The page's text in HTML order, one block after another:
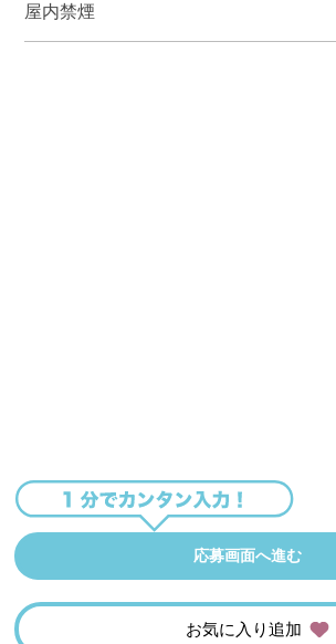
屋内禁煙
応募画面へ進む
お気に入り追加